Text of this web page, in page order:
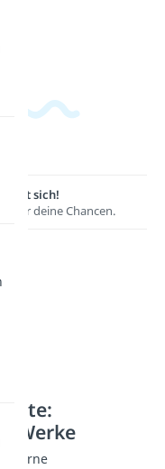
lohnt sich!
hier deine Chancen.
Werke